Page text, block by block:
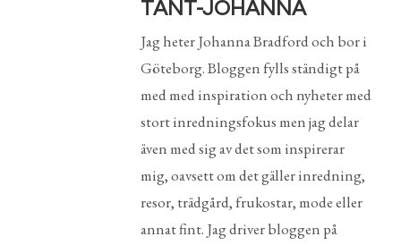
TANT-JOHANNA
Jag heter Johanna Bradford och bor i
Göteborg. Bloggen fylls ständigt på
med med inspiration och nyheter med
stort inredningsfokus men jag delar
även med sig av det som inspirerar
mig, oavsett om det gäller inredning,
resor, trädgård, frukostar, mode eller
annat fint. Jag driver bloggen på